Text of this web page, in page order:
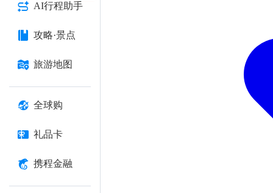
AI行程助手
攻略·景点
旅游地图
全球购
礼品卡
携程金融